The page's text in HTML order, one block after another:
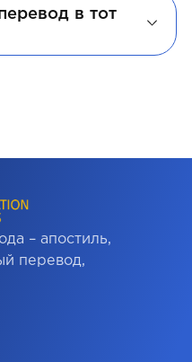
в тот
– апостиль,
перевод,